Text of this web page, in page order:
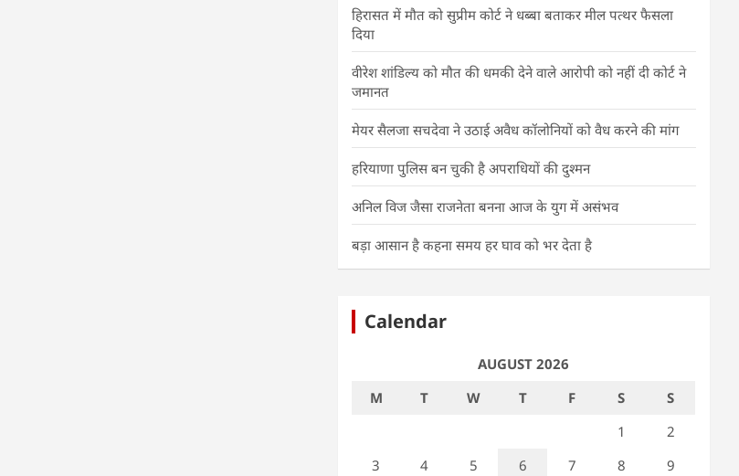
हिरासत में मौत को सुप्रीम कोर्ट ने धब्बा बताकर मील पत्थर फैसला
दिया
वीरेश शांडिल्य को मौत की धमकी देने वाले आरोपी को नहीं दी कोर्ट ने
जमानत
मेयर सैलजा सचदेवा ने उठाई अवैध कॉलोनियों को वैध करने की मांग
हरियाणा पुलिस बन चुकी है अपराधियों की दुश्मन
अनिल विज जैसा राजनेता बनना आज के युग में असंभव
बड़ा आसान है कहना समय हर घाव को भर देता है
Calendar
AUGUST 2026
M
T W T F S
S
1
2
3
4 5 6 7 8
9